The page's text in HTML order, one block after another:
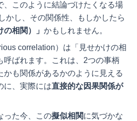
、このように結論づけたくなる場
かし、その関係性、もしかしたら
の相関）」 かもしれません。
correlation）は「見せかけの相
呼ばれます。これは、2つの事柄
かも関係があるかのように見える
に、実際には直接的な因果関係が
った今、この擬似相関に気づかな